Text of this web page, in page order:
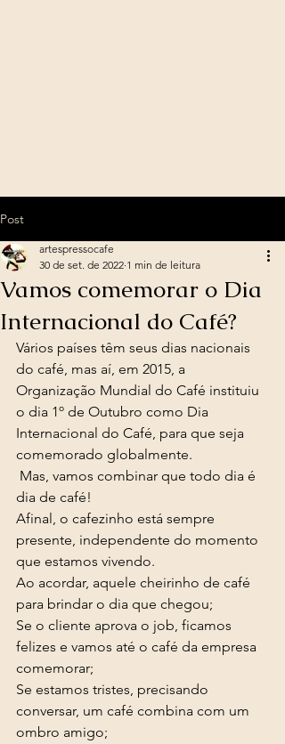
Post
Vamos comemorar o Dia
Internacional do Café?
artespressocafe
30 de set. de 2022 1 min de leitura
Vários países têm seus dias nacionais
do café, mas aí, em 2015, a
Organização Mundial do Café instituiu
o dia 1º de Outubro como Dia
Internacional do Café, para que seja
comemorado globalmente.
dia de café!
Afinal, o cafezinho está sempre
presente, independente do momento
que estamos vivendo.
Ao acordar, aquele cheirinho de café
para brindar o dia que chegou;
Se o cliente aprova o job, ficamos
felizes e vamos até o café da empresa
comemorar;
Se estamos tristes, precisando
conversar, um café combina com um
ombro amigo;